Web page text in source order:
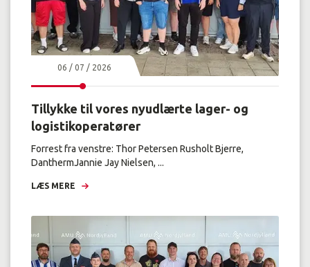
06 / 07 / 2026
Tillykke til vores nyudlærte lager- og
logistikoperatører
Forrest fra venstre: Thor Petersen Rusholt Bjerre,
DanthermJannie Jay Nielsen, ...
LÆS MERE